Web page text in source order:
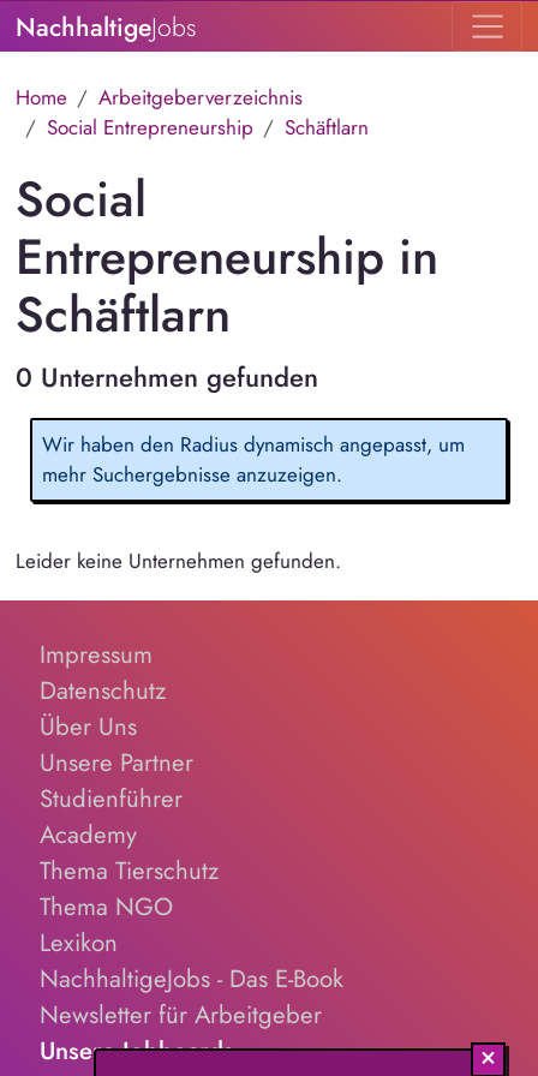
NachhaltigeJobs
Home
Arbeitgeberverzeichnis
Social Entrepreneurship
Schäftlarn
Social
Entrepreneurship in
Schäftlarn
0 Unternehmen gefunden
Wir haben den Radius dynamisch angepasst, um
mehr Suchergebnisse anzuzeigen.
Leider keine Unternehmen gefunden.
Impressum
Datenschutz
Über Uns
Unsere Partner
Studienführer
Academy
Thema Tierschutz
Thema NGO
Lexikon
NachhaltigeJobs - Das E-Book
Newsletter für Arbeitgeber
Unsere Jobboards